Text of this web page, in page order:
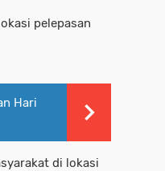
pelepasan
Hari
di lokasi